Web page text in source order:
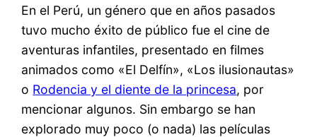
En el Perú, un género que en años pasados
tuvo mucho éxito de público fue el cine de
aventuras infantiles, presentado en filmes
animados como «El Delfín», «Los ilusionautas»
o Rodencia y el diente de la princesa, por
mencionar algunos. Sin embargo se han
explorado muy poco (o nada) las películas